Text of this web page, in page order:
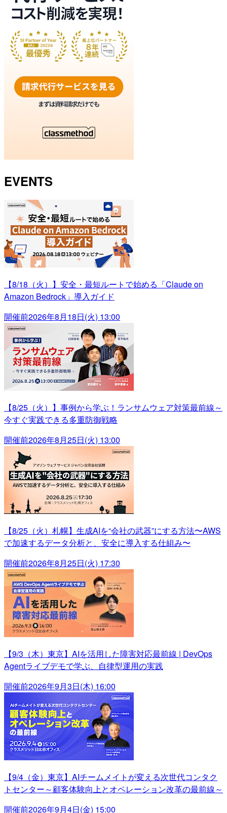
EVENTS
【8/18（火）】安全・最短ルートで始める「Claude on
Amazon Bedrock」導入ガイド
開催前2026年8月18日(火) 13:00
【8/25（火）】事例から学ぶ！ランサムウェア対策最前線～
今すぐ実践できる多重防御戦略
開催前2026年8月25日(火) 13:00
【8/25（火）札幌】生成AIを“会社の武器”にする方法〜AWS
で加速するデータ分析と、安全に導入する仕組み〜
開催前2026年8月25日(火) 17:30
【9/3（木）東京】AIを活用した障害対応最前線 | DevOps
Agentライブデモで学ぶ、自律型運用の実践
開催前2026年9月3日(木) 16:00
【9/4（金）東京】AIチームメイトが変える次世代コンタク
トセンター～顧客体験向上とオペレーション改革の最前線～
開催前2026年9月4日(金) 15:00